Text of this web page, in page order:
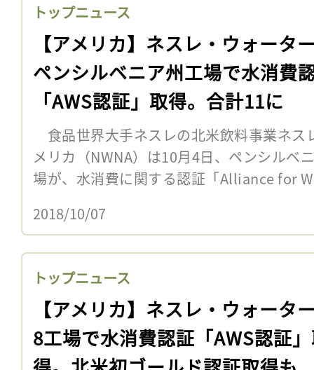
トップニュース
【アメリカ】ネスレ・ウォータ
ペンシルベニア州工場で水消費
「AWS認証」取得。合計11に
食品世界大手ネスレの北米飲料事業ネス
メリカ（NWNA）は10月4日、ペンシルベ
場が、水消費に関する認証「Alliance for
2018/10/07
トップニュース
【アメリカ】ネスレ・ウォータ
8工場で水消費認証「AWS認証